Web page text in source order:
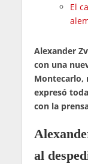
El
Alexander
con una
Montecarlo,
expresó
con la
al